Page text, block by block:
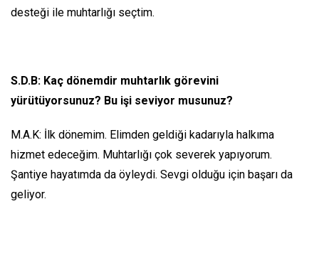
desteği ile muhtarlığı seçtim.
S.D.B: Kaç dönemdir muhtarlık görevini
yürütüyorsunuz? Bu işi seviyor musunuz?
M.A.K: İlk dönemim. Elimden geldiği kadarıyla halkıma
hizmet edeceğim. Muhtarlığı çok severek yapıyorum.
Şantiye hayatımda da öyleydi. Sevgi olduğu için başarı da
geliyor.